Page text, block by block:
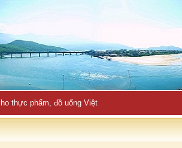
thực phẩm, đồ uống Việt